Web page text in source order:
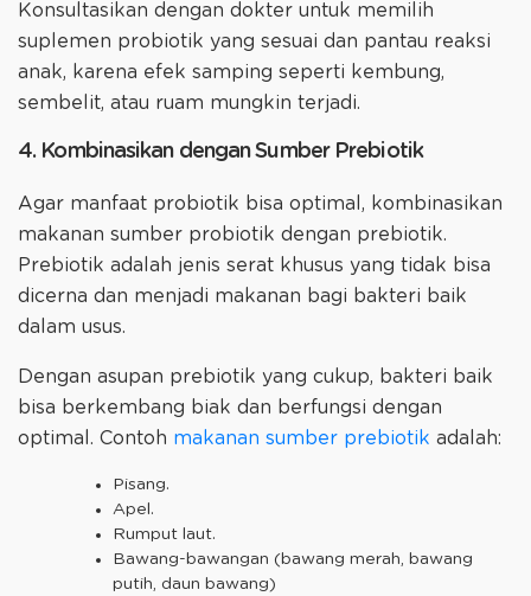
Konsultasikan dengan dokter untuk memilih
suplemen probiotik yang sesuai dan pantau reaksi
anak, karena efek samping seperti kembung,
sembelit, atau ruam mungkin terjadi.
4. Kombinasikan dengan Sumber Prebiotik
Agar manfaat probiotik bisa optimal, kombinasikan
makanan sumber probiotik dengan prebiotik.
Prebiotik adalah jenis serat khusus yang tidak bisa
dicerna dan menjadi makanan bagi bakteri baik
dalam usus.
Dengan asupan prebiotik yang cukup, bakteri baik
bisa berkembang biak dan berfungsi dengan
optimal. Contoh makanan sumber prebiotik adalah:
Pisang.
Apel.
Rumput laut.
Bawang-bawangan (bawang merah, bawang
putih, daun bawang)